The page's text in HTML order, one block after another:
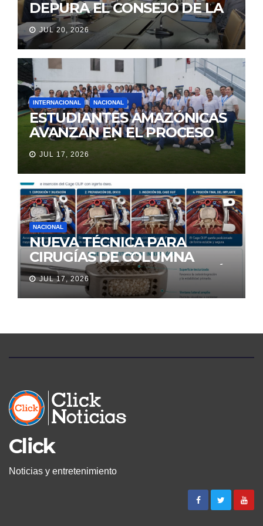
DEPURA EL CONSEJO DE LA
JUDICATURA
JUL 20, 2026
INTERNACIONAL NACIONAL
ESTUDIANTES AMAZÓNICAS
AVANZAN EN EL PROCESO
DE SELECCIÓN PARA
REPRESENTAR A ECUADOR
EN EXPERIENCIA EDUCATIVA
DE LA NASA
JUL 17, 2026
NACIONAL
NUEVA TÉCNICA PARA
CIRUGÍAS DE COLUMNA
LLEGA A ECUADOR Y AMPLÍA
LAS OPCIONES PARA
PACIENTES CON DOLOR
JUL 17, 2026
Click
Noticias y entretenimiento